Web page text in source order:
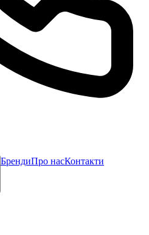
БрендиПро насКонтакти